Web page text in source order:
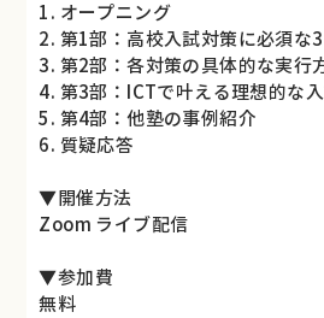
1. オープニング
2. 第1部：高校入試対策に必須な
3. 第2部：各対策の具体的な実行
4. 第3部：ICTで叶える理想的な
5. 第4部：他塾の事例紹介
6. 質疑応答
▼開催方法
Zoom ライブ配信
▼参加費
無料